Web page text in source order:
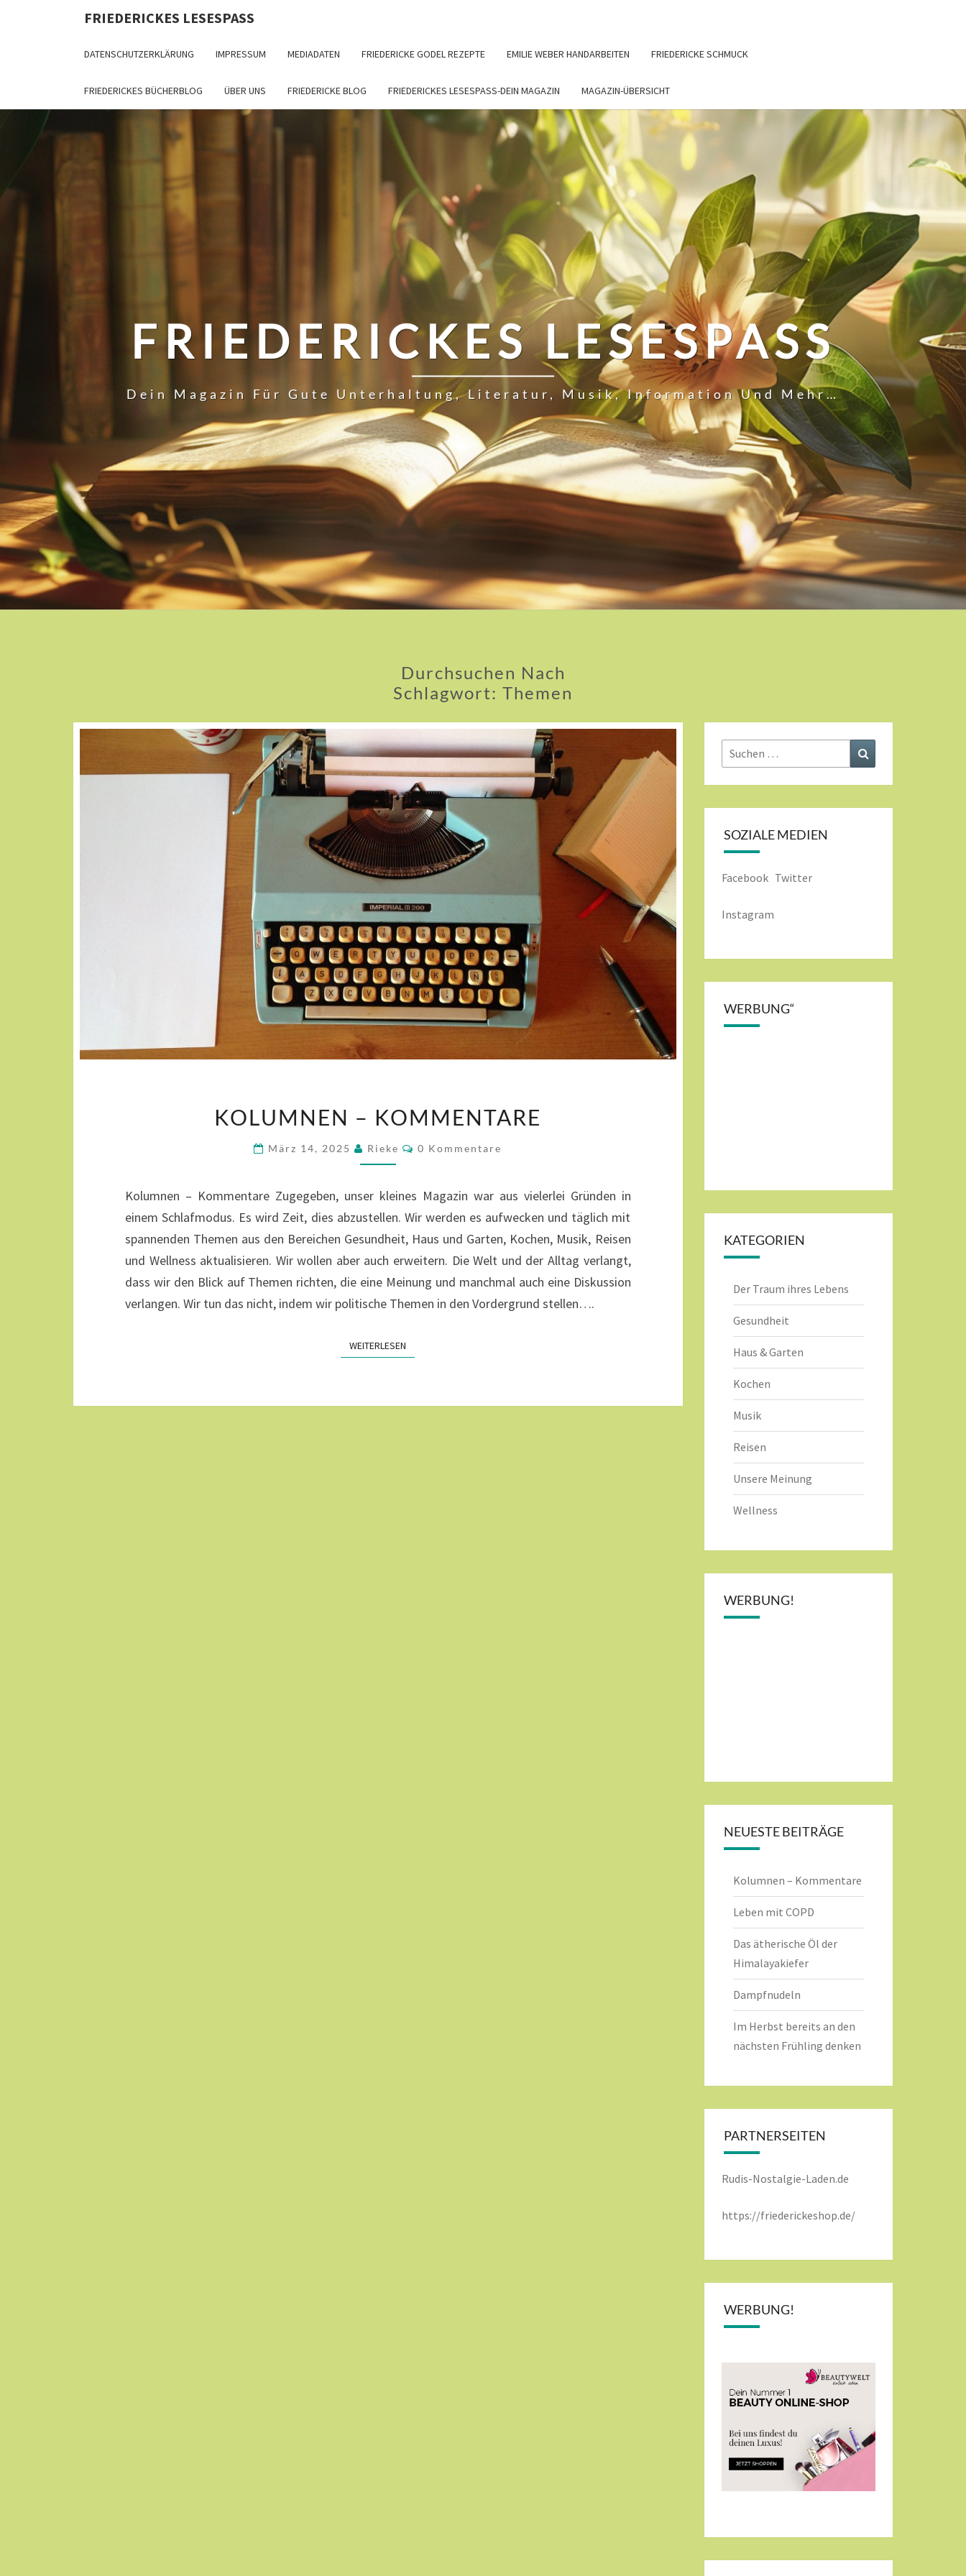
FRIEDERICKES LESESPASS
DATENSCHUTZERKLÄRUNG IMPRESSUM MEDIADATEN FRIEDERICKE GODEL REZEPTE EMILIE WEBER HANDARBEITEN FRIEDERICKE SCHMUCK
FRIEDERICKES BÜCHERBLOG ÜBER UNS FRIEDERICKE BLOG FRIEDERICKES LESESPASS-DEIN MAGAZIN MAGAZIN-ÜBERSICHT
FRIEDERICKES LESESPASS
Dein Magazin Für Gute Unterhaltung, Literatur, Musik, Information Und Mehr…
Durchsuchen Nach
Schlagwort: Themen
–
KOMMENTARE
KOLUMNEN – KOMMENTARE
März 14, 2025 Rieke Kommentare
0 Kommentare
Kolumnen – Kommentare Zugegeben, unser kleines Magazin war aus vielerlei Gründen in
einem Schlafmodus. Es wird Zeit, dies abzustellen. Wir werden es aufwecken und täglich mit
spannenden Themen aus den Bereichen Gesundheit, Haus und Garten, Kochen, Musik, Reisen
und Wellness aktualisieren. Wir wollen aber auch erweitern. Die Welt und der Alltag verlangt,
dass wir den Blick auf Themen richten, die eine Meinung und manchmal auch eine Diskussion
verlangen. Wir tun das nicht, indem wir politische Themen in den Vordergrund stellen….
WEITERLESEN
Suchen
nach:
SOZIALE MEDIEN
Facebook Twitter
Instagram
WERBUNG“
KATEGORIEN
Der Traum ihres Lebens
Gesundheit
Haus & Garten
Kochen
Musik
Reisen
Unsere Meinung
Wellness
WERBUNG!
NEUESTE BEITRÄGE
Kolumnen – Kommentare
Leben mit COPD
Das ätherische Öl der
Himalayakiefer
Dampfnudeln
Im Herbst bereits an den
nächsten Frühling denken
PARTNERSEITEN
Rudis-Nostalgie-Laden.de
https://friederickeshop.de/
WERBUNG!